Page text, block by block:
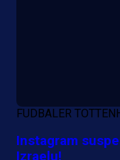
FUDBALER
Instagram
Izraelu!